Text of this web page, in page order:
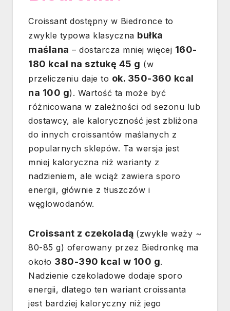
Croissant dostępny w Biedronce to
zwykle typowa klasyczna bułka
maślana – dostarcza mniej więcej 160-
180 kcal na sztukę 45 g (w
przeliczeniu daje to ok. 350-360 kcal
na 100 g). Wartość ta może być
różnicowana w zależności od sezonu lub
dostawcy, ale kaloryczność jest zbliżona
do innych croissantów maślanych z
popularnych sklepów. Ta wersja jest
mniej kaloryczna niż warianty z
nadzieniem, ale wciąż zawiera sporo
energii, głównie z tłuszczów i
węglowodanów.
Croissant z czekoladą (zwykle waży ~
80-85 g) oferowany przez Biedronkę ma
około 380-390 kcal w 100 g.
Nadzienie czekoladowe dodaje sporo
energii, dlatego ten wariant croissanta
jest bardziej kaloryczny niż jego